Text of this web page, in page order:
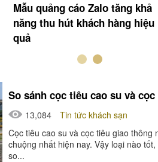
Mẫu quảng cáo Zalo tăng khả
năng thu hút khách hàng hiệu
quả
So sánh cọc tiêu cao su và
13,084
Tin tức khách sạn
Cọc tiêu cao su và cọc tiêu giao
chuộng nhất hiện nay. Vậy loại nào
so...